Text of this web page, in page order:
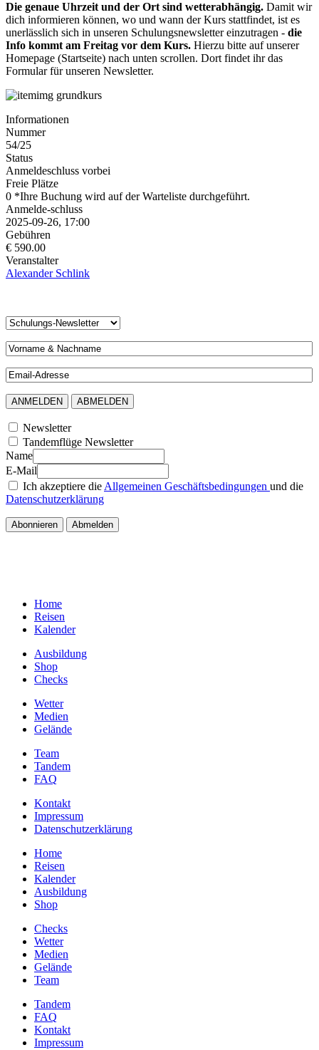
Die genaue Uhrzeit und der Ort sind wetterabhängig. Damit wir
dich informieren können, wo und wann der Kurs stattfindet, ist es
unerlässlich sich in unseren Schulungsnewsletter einzutragen - die
Info kommt am Freitag vor dem Kurs. Hierzu bitte auf unserer
Homepage (Startseite) nach unten scrollen. Dort findet ihr das
Formular für unseren Newsletter.
Informationen
Nummer
54/25
Status
Anmeldeschluss vorbei
Freie Plätze
0 *Ihre Buchung wird auf der Warteliste durchgeführt.
Anmelde-schluss
2025-09-26, 17:00
Gebühren
€ 590.00
Veranstalter
Alexander Schlink
Newsletter
Tandemflüge Newsletter
Name
E-Mail
Ich akzeptiere dieAllgemeinen Geschäftsbedingungen und die
Datenschutzerklärung
Home
Reisen
Kalender
Ausbildung
Shop
Checks
Wetter
Medien
Gelände
Team
Tandem
FAQ
Kontakt
Impressum
Datenschutzerklärung
Home
Reisen
Kalender
Ausbildung
Shop
Checks
Wetter
Medien
Gelände
Team
Tandem
FAQ
Kontakt
Impressum